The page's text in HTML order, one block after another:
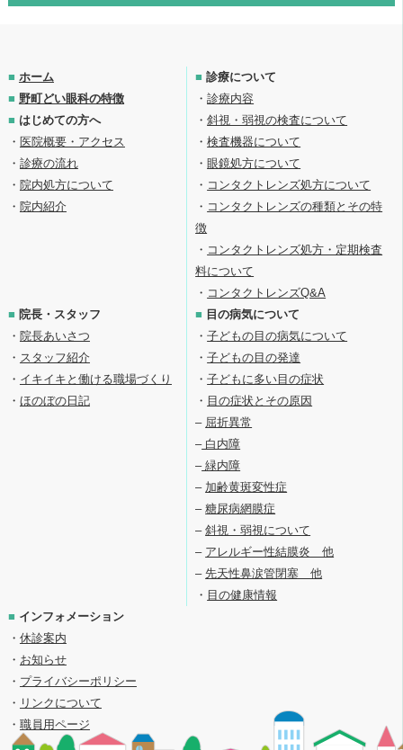
■ ホーム
■ 野町どい眼科の特徴
■ はじめての方へ
・ 医院概要・アクセス
・ 診療の流れ
・ 院内処方について
・ 院内紹介
■ 診療について
・診療内容
・斜視・弱視の検査について
・検査機器について
・ 眼鏡処方について
・ コンタクトレンズ処方について
・ コンタクトレンズの種類とその特
徴
・ コンタクトレンズ処方・定期検査
料について
・ コンタクトレンズQ&A
■ 院長・スタッフ
・ 院長あいさつ
・ スタッフ紹介
・ イキイキと働ける職場づくり
・ ほのぼの日記
■ 目の病気について
・子どもの目の病気について
・子どもの目の発達
・子どもに多い目の症状
・ 目の症状とその原因
– 屈折異常
–白内障
–緑内障
– 加齢黄斑変性症
–糖尿病網膜症
–斜視・弱視について
– アレルギー性結膜炎 他
–先天性鼻涙管閉塞 他
・ 目の健康情報
■ インフォメーション
・ 休診案内
・ お知らせ
・ プライバシーポリシー
・ リンクについて
・ 職員用ページ